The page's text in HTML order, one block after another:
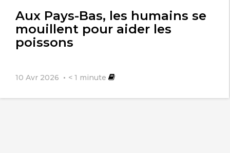
Aux Pays-Bas, les humains se
mouillent pour aider les
poissons
10 Avr 2026 < 1 minute